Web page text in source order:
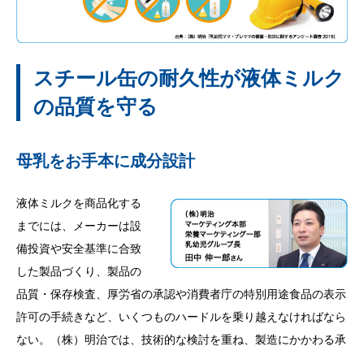
スチール缶の耐久性が液体ミルク
の品質を守る
母乳をお手本に成分設計
液体ミルクを商品化する
までには、メーカーは設
備投資や安全基準に合致
した製品づくり、製品の
品質・保存検査、厚労省の承認や消費者庁の特別用途食品の表示
許可の手続きなど、いくつものハードルを乗り越えなければなら
ない。（株）明治では、技術的な検討を重ね、製造にかかわる承